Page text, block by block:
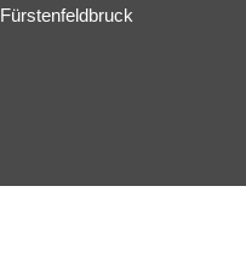
Fürstenfeldbruck